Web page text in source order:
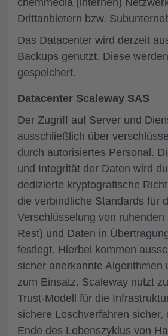
chemmedia (internen)
Drittanbietern bzw.
Das Datacenter wird derzeit
Backups genutzt. Diese
gespeichert.
Datacenter Scaleway SAS
Der Zugriff auf Server und
ausschließlich über
durch autorisiertes Personal.
und Integrität der Daten wird
dedizierte kryptografische
die verbindliche Standards für
Verschlüsselung von
Rest) und Daten in
festlegt. Hierbei kommen
sicher anerkannte Algorithmen
zum Einsatz. Scaleway nutzt
Trust-Modell für die
sichere Löschverfahren sicher,
Ende des Lebenszyklus von